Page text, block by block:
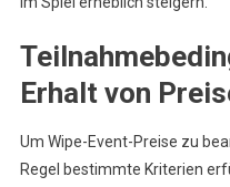
Erhalt von
Um Wipe-Event-Preise zu
Regel bestimmte Kriterien